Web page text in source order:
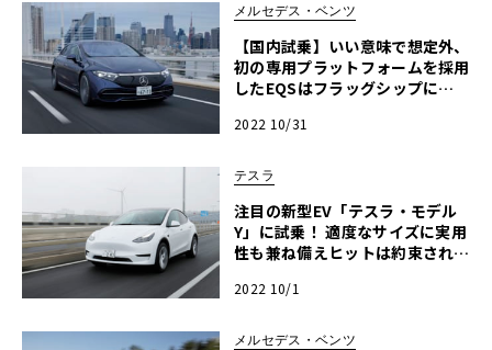
メルセデス・ベンツ
【国内試乗】いい意味で想定外、
初の専用プラットフォームを採用
したEQSはフラッグシップに相
2022 10/31
テスラ
注目の新型EV「テスラ・モデル
Y」に試乗！ 適度なサイズに実用
性も兼ね備えヒットは約束された
2022 10/1
メルセデス・ベンツ